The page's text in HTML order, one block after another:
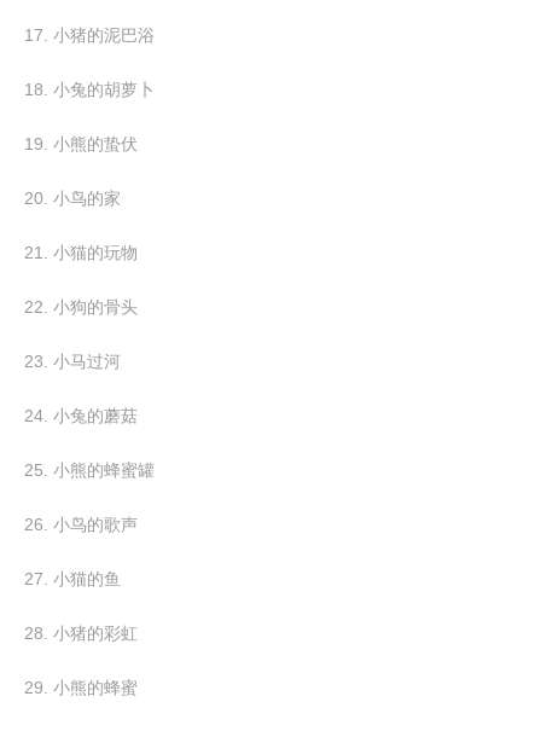
17. 小猪的泥巴浴
18. 小兔的胡萝卜
19. 小熊的蛰伏
20. 小鸟的家
21. 小猫的玩物
22. 小狗的骨头
23. 小马过河
24. 小兔的蘑菇
25. 小熊的蜂蜜罐
26. 小鸟的歌声
27. 小猫的鱼
28. 小猪的彩虹
29. 小熊的蜂蜜